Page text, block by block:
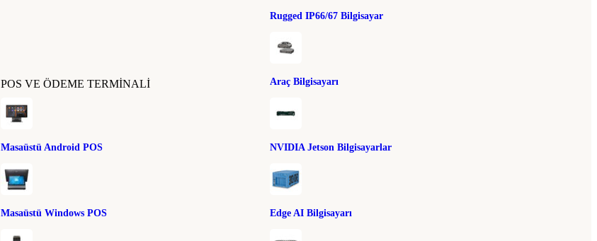
Masaüstü Android POS
Masaüstü Windows POS
POS VE ÖDEME TERMINALI
Rugged IP66/67 Bilgisayar
Araç Bilgisayarı
NVIDIA Jetson Bilgisayarlar
Edge AI Bilgisayarı